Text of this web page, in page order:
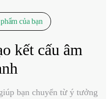
của bạn
kết cấu âm
bạn chuyển từ ý tưởng